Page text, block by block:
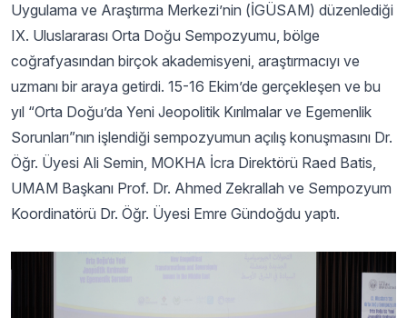
Uygulama ve Araştırma Merkezi’nin (İGÜSAM) düzenlediği
IX. Uluslararası Orta Doğu Sempozyumu, bölge
coğrafyasından birçok akademisyeni, araştırmacıyı ve
uzmanı bir araya getirdi. 15-16 Ekim’de gerçekleşen ve bu
yıl “Orta Doğu’da Yeni Jeopolitik Kırılmalar ve Egemenlik
Sorunları”nın işlendiği sempozyumun açılış konuşmasını Dr.
Öğr. Üyesi Ali Semin, MOKHA İcra Direktörü Raed Batis,
UMAM Başkanı Prof. Dr. Ahmed Zekrallah ve Sempozyum
Koordinatörü Dr. Öğr. Üyesi Emre Gündoğdu yaptı.